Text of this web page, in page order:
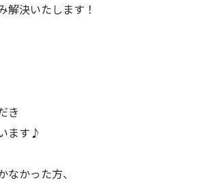
解決いたします！
き
ます♪
なかった方、